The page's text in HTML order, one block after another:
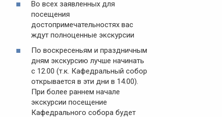
Во всех заявленных для
посещения
достопримечательностях вас
ждут полноценные экскурсии
По воскресеньям и праздничным
дням экскурсию лучше начинать
с 12.00 (т.к. Кафедральный собор
открывается в эти дни в 14.00).
При более раннем начале
экскурсии посещение
Кафедрального собора будет